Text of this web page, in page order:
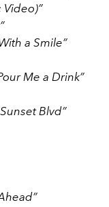
Video)”
a Smile”
Me a Drink”
Blvd”